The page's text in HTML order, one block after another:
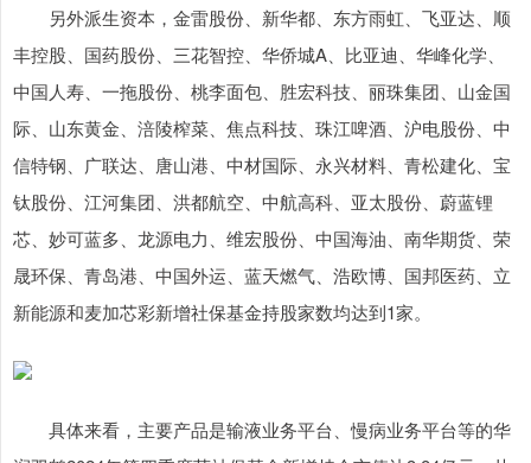
另外派生资本，金雷股份、新华都、东方雨虹、飞亚达、顺
丰控股、国药股份、三花智控、华侨城A、比亚迪、华峰化学、
中国人寿、一拖股份、桃李面包、胜宏科技、丽珠集团、山金国
际、山东黄金、涪陵榨菜、焦点科技、珠江啤酒、沪电股份、中
信特钢、广联达、唐山港、中材国际、永兴材料、青松建化、宝
钛股份、江河集团、洪都航空、中航高科、亚太股份、蔚蓝锂
芯、妙可蓝多、龙源电力、维宏股份、中国海油、南华期货、荣
晟环保、青岛港、中国外运、蓝天燃气、浩欧博、国邦医药、立
新能源和麦加芯彩新增社保基金持股家数均达到1家。
具体来看，主要产品是输液业务平台、慢病业务平台等的华